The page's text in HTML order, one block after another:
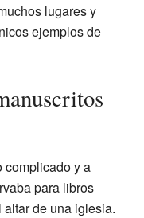
lugares y
ejemplos de
complicado y a
para libros
de una iglesia.